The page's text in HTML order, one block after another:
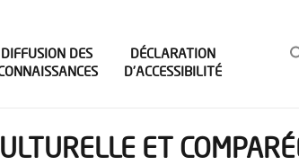
DIFFUSION DES
DÉCLARATION
D’ACCESSIBILITÉ
ET